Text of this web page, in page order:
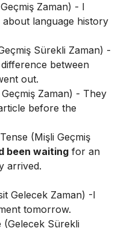
Zaman) - I
language history
Sürekli Zaman) -
between
out.
Zaman) - They
before the
(Mişli Geçmiş
been waiting for an
arrived.
Gelecek Zaman) -I
tomorrow.
(Gelecek Sürekli